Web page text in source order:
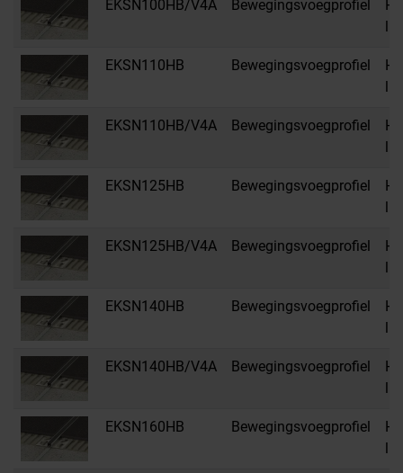
EKSN100HB/V4A Bewegingsvoegprofiel
EKSN110HB Bewegingsvoegprofiel
EKSN110HB/V4A Bewegingsvoegprofiel
EKSN125HB Bewegingsvoegprofiel
EKSN125HB/V4A Bewegingsvoegprofiel
EKSN140HB Bewegingsvoegprofiel
EKSN140HB/V4A Bewegingsvoegprofiel
EKSN160HB Bewegingsvoegprofiel